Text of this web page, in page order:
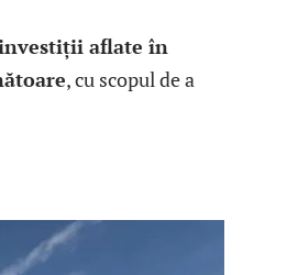
aflate în
, cu scopul de a